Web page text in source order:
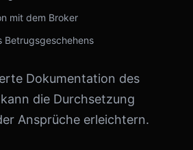
mit dem Broker
Betrugsgeschehens
Dokumentation des
die Durchsetzung
Ansprüche erleichtern.